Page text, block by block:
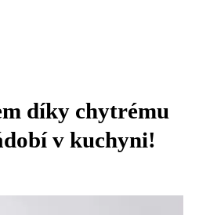
díky chytrému
v kuchyni!